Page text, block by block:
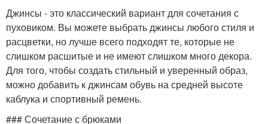
Джинсы - это классический вариант для сочетания с
пуховиком. Вы можете выбрать джинсы любого стиля и
расцветки, но лучше всего подходят те, которые не
слишком расшитые и не имеют слишком много декора.
Для того, чтобы создать стильный и уверенный образ,
можно добавить к джинсам обувь на средней высоте
каблука и спортивный ремень.
### Сочетание с брюками